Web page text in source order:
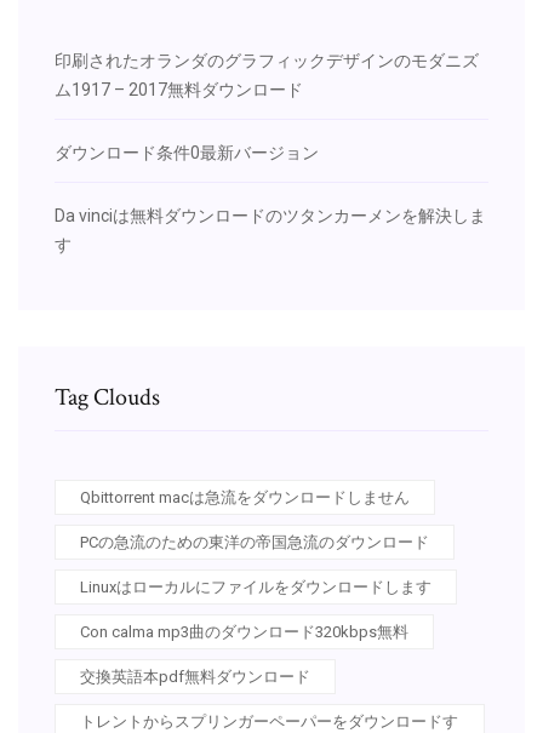
印刷されたオランダのグラフィックデザインのモダニズ
ム1917 – 2017無料ダウンロード
ダウンロード条件0最新バージョン
Da vinciは無料ダウンロードのツタンカーメンを解決しま
す
Tag Clouds
Qbittorrent macは急流をダウンロードしません
PCの急流のための東洋の帝国急流のダウンロード
Linuxはローカルにファイルをダウンロードします
Con calma mp3曲のダウンロード320kbps無料
交換英語本pdf無料ダウンロード
トレントからスプリンガーペーパーをダウンロードす